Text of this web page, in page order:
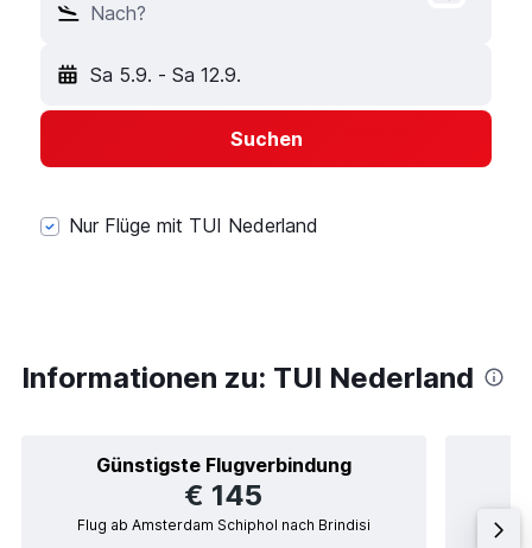
Nach?
Sa 5.9. - Sa 12.9.
Suchen
Nur Flüge mit TUI Nederland
Informationen zu: TUI Nederland
Günstigste Flugverbindung
€ 145
Flug ab Amsterdam Schiphol nach Brindisi